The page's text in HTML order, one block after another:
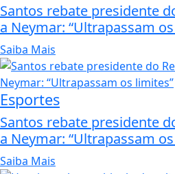
Santos rebate presidente
a Neymar: “Ultrapassam
Saiba Mais
Esportes
Santos rebate presidente
a Neymar: “Ultrapassam
Saiba Mais